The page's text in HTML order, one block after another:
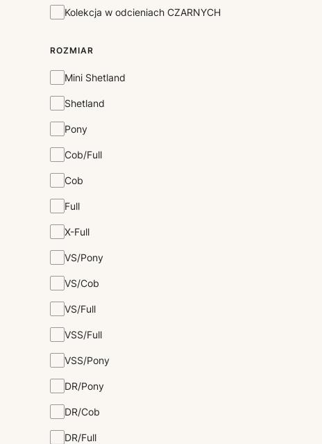
Kolekcja
Kolekcja w odcieniach CZARNYCH
ROZMIAR
Rozmiar
Mini Shetland
Shetland
Pony
Cob/Full
Cob
Full
X-Full
VS/Pony
VS/Cob
VS/Full
VSS/Full
VSS/Pony
DR/Pony
DR/Cob
DR/Full